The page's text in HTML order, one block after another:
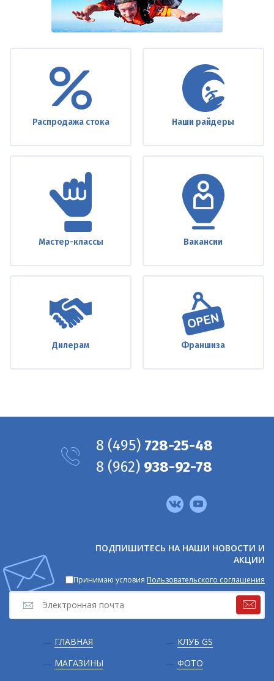
Распродажа стока Наши райдеры
Мастер-классы Вакансии
Дилерам Франшиза
Подвал
ГЛАВНАЯ
МАГАЗИНЫ
КЛУБ GS
ФОТО
ПОДПИШИТЕСЬ НА НАШИ НОВОСТИ И
АКЦИИ
Принимаю условия Пользовательского соглашения
8 (495) 728-25-48
8 (962) 938-92-78